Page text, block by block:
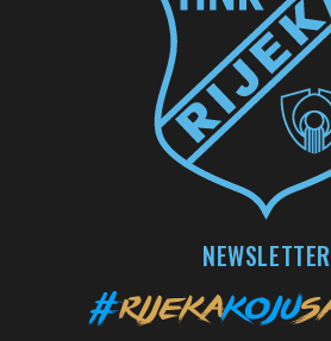
NEWSLETTER